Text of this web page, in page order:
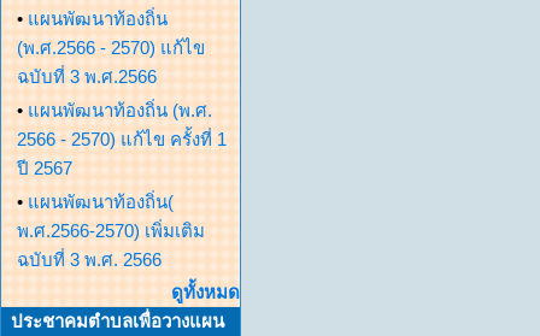
• แผนพัฒนาท้องถิ่น
(พ.ศ.2566 - 2570) แก้ไข
ฉบับที่ 3 พ.ศ.2566
• แผนพัฒนาท้องถิ่น (พ.ศ.
2566 - 2570) แก้ไข ครั้งที่ 1
ปี 2567
• แผนพัฒนาท้องถิ่น(
พ.ศ.2566-2570) เพิ่มเติม
ฉบับที่ 3 พ.ศ. 2566
ดูทั้งหมด
ประชาคมตำบลเพื่อวางแผน